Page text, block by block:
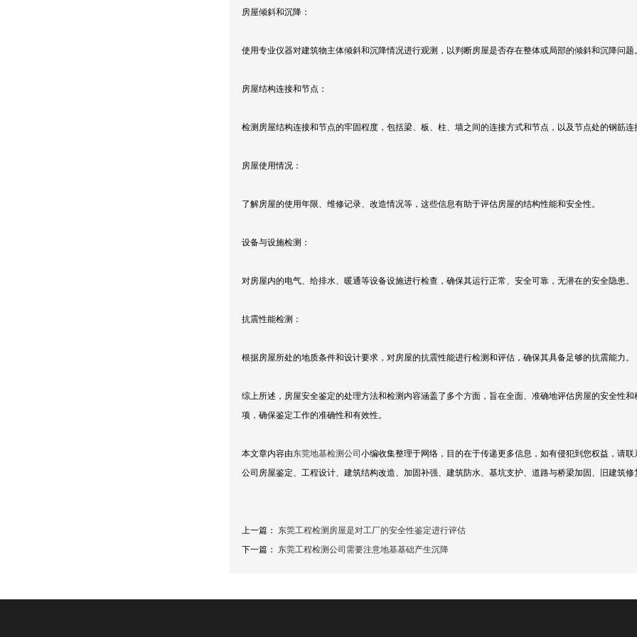
房屋倾斜和沉降：
使用专业仪器对建筑物主体倾斜和沉降情况进行观测，以判断房屋是否存在整体或局部的倾斜和沉降问题。
房屋结构连接和节点：
检测房屋结构连接和节点的牢固程度，包括梁、板、柱、墙之间的连接方式和节点，以及节点处的钢筋连
房屋使用情况：
了解房屋的使用年限、维修记录、改造情况等，这些信息有助于评估房屋的结构性能和安全性。
设备与设施检测：
对房屋内的电气、给排水、暖通等设备设施进行检查，确保其运行正常、安全可靠，无潜在的安全隐患。
抗震性能检测：
根据房屋所处的地质条件和设计要求，对房屋的抗震性能进行检测和评估，确保其具备足够的抗震能力。
综上所述，房屋安全鉴定的处理方法和检测内容涵盖了多个方面，旨在全面、准确地评估房屋的安全性
项，确保鉴定工作的准确性和有效性。
本文章内容由东莞地基检测公司 小编收集整理于网络，目的在于传递更多信息，如有侵犯到您权益，请
公司房屋鉴定、工程设计、建筑结构改造、加固补强、建筑防水、基坑支护、道路与桥梁加固、旧建筑
上一篇： 东莞工程检测房屋是对工厂的安全性鉴定进行评估
下一篇： 东莞工程检测公司需要注意地基基础产生沉降